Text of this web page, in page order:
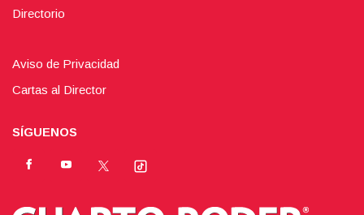
Directorio
Aviso de Privacidad
Cartas al Director
SÍGUENOS